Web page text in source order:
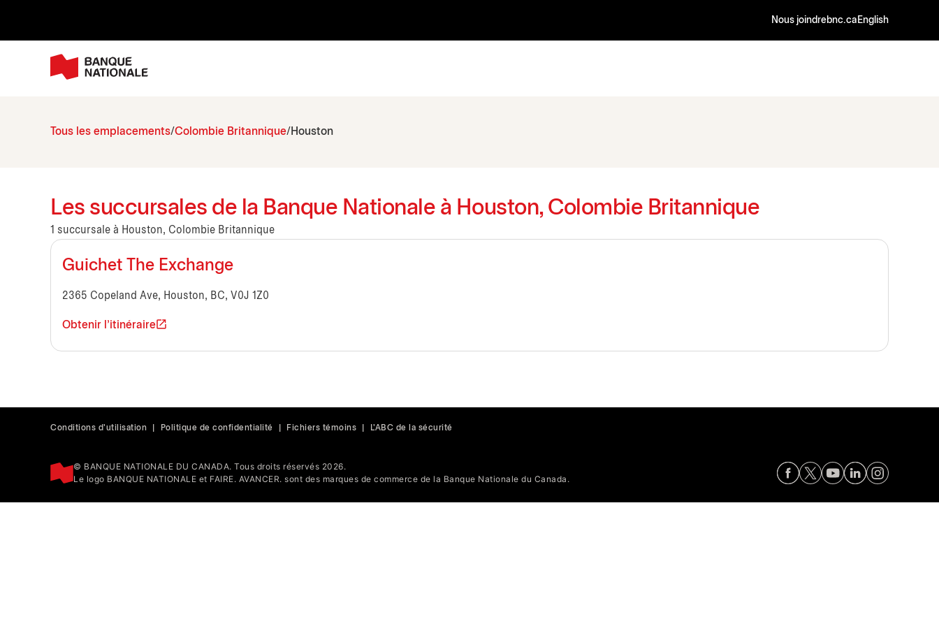
Nous joindrebnc.ca English
Tous les emplacements Colombie Britannique Houston
Les succursales de la Banque Nationale à Houston, Colombie Britannique
1 succursale à Houston, Colombie Britannique
Guichet The Exchange
2365 Copeland Ave, Houston, BC, V0J 1Z0
Obtenir l'itinéraire
Conditions d'utilisation Politique de confidentialité Fichiers témoins L'ABC de la sécurité
© BANQUE NATIONALE DU CANADA. Tous droits réservés 2026.
Le logo BANQUE NATIONALE et FAIRE. AVANCER. sont des marques de commerce de la Banque Nationale du Canada.